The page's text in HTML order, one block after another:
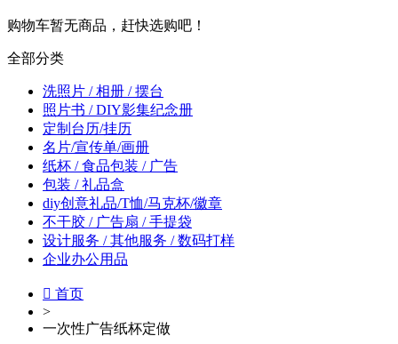
购物车暂无商品，赶快选购吧！
全部分类
洗照片 / 相册 / 摆台
照片书 / DIY影集纪念册
定制台历/挂历
名片/宣传单/画册
纸杯 / 食品包装 / 广告
包装 / 礼品盒
diy创意礼品/T恤/马克杯/徽章
不干胶 / 广告扇 / 手提袋
设计服务 / 其他服务 / 数码打样
企业办公用品
 首页
>
一次性广告纸杯定做